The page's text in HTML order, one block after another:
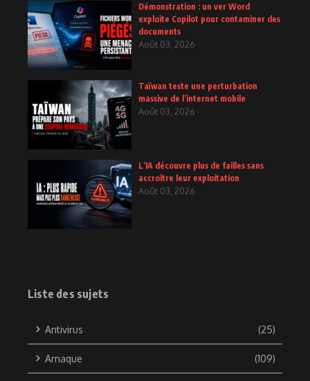
Démonstration : un ver Word
exploite Copilot pour contaminer des
documents
Août 03, 2026
Taïwan teste une perturbation
massive de l’internet mobile
Août 03, 2026
L’IA découvre plus de failles sans
accroître leur exploitation
Août 03, 2026
Liste des sujets
Antivirus (25)
Arnaque (109)